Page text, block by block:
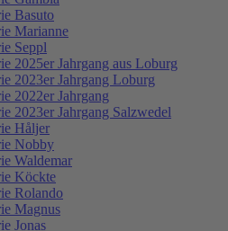
Basuto
Marianne
Seppl
2025er Jahrgang aus Loburg
2023er Jahrgang Loburg
2022er Jahrgang
2023er Jahrgang Salzwedel
Håljer
Nobby
Waldemar
Köckte
Rolando
Magnus
Jonas